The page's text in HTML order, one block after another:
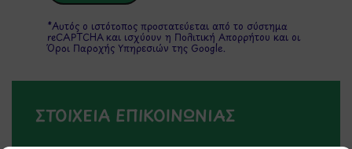
*Αυτός ο ιστότοπος προστατεύεται από το σύστημα
reCAPTCHA και ισχύουν η Πολιτική Απορρήτου και οι
Όροι Παροχής Υπηρεσιώντης Google.
ΣΤΟΙΧΕΙΑ ΕΠΙΚΟΙΝΩΝΙΑΣ